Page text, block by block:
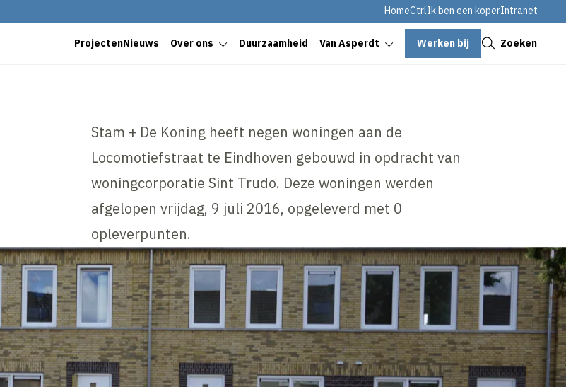
HomeCtrlIk ben een koperIntranet
ProjectenNieuws Over ons Duurzaamheid Van Asperdt Werken bij Zoeken
Stam + De Koning heeft negen woningen aan de
Locomotiefstraat te Eindhoven gebouwd in opdracht van
woningcorporatie Sint Trudo. Deze woningen werden
afgelopen vrijdag, 9 juli 2016, opgeleverd met 0
opleverpunten.
Sluiten